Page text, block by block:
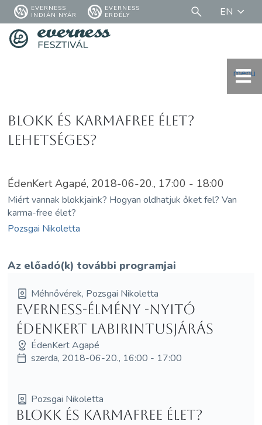
EVERNESS
INDIÁN NYÁR
EVERNESS
ERDÉLY
EN
menü
Blokk és Karmafree élet?
Lehetséges?
ÉdenKert Agapé, 2018-06-20., 17:00 - 18:00
Miért vannak blokkjaink? Hogyan oldhatjuk őket fel? Van
karma-free élet?
Pozsgai Nikoletta
Az előadó(k) további programjai
Méhnővérek, Pozsgai Nikoletta
EVERNESS-élmény -Nyitó
Édenkert Labirintusjárás
ÉdenKert Agapé
szerda, 2018-06-20., 16:00 - 17:00
Pozsgai Nikoletta
Blokk és Karmafree élet?